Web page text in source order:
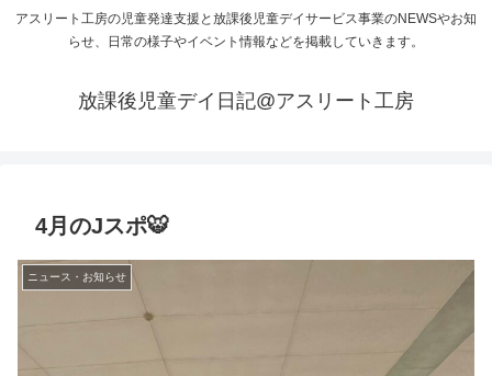
アスリート工房の児童発達支援と放課後児童デイサービス事業のNEWSやお知
らせ、日常の様子やイベント情報などを掲載していきます。
放課後児童デイ日記@アスリート工房
4月のJスポ🐯
ニュース・お知らせ